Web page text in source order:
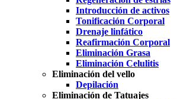
Introducción de activos
Tonificación Corporal
Drenaje linfático
Reafirmación Corporal
Eliminación Grasa
Eliminación Celulitis
Eliminación del vello
Depilación
Eliminación de Tatuajes